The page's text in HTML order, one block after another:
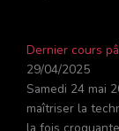
Dernier cours
29/04/2025
Samedi 24 mai
maîtriser la